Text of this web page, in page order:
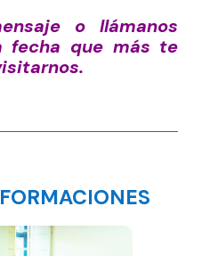
o llámanos
fecha que más te